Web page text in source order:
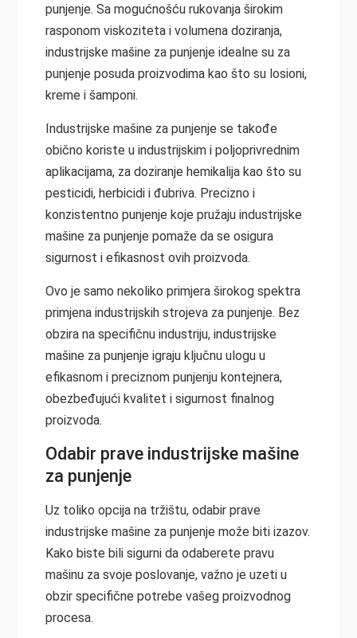
punjenje. Sa mogućnošću rukovanja širokim
rasponom viskoziteta i volumena doziranja,
industrijske mašine za punjenje idealne su za
punjenje posuda proizvodima kao što su losioni,
kreme i šamponi.
Industrijske mašine za punjenje se takođe
obično koriste u industrijskim i poljoprivrednim
aplikacijama, za doziranje hemikalija kao što su
pesticidi, herbicidi i đubriva. Precizno i
konzistentno punjenje koje pružaju industrijske
mašine za punjenje pomaže da se osigura
sigurnost i efikasnost ovih proizvoda.
Ovo je samo nekoliko primjera širokog spektra
primjena industrijskih strojeva za punjenje. Bez
obzira na specifičnu industriju, industrijske
mašine za punjenje igraju ključnu ulogu u
efikasnom i preciznom punjenju kontejnera,
obezbeđujući kvalitet i sigurnost finalnog
proizvoda.
Odabir prave industrijske mašine
za punjenje
Uz toliko opcija na tržištu, odabir prave
industrijske mašine za punjenje može biti izazov.
Kako biste bili sigurni da odaberete pravu
mašinu za svoje poslovanje, važno je uzeti u
obzir specifične potrebe vašeg proizvodnog
procesa.